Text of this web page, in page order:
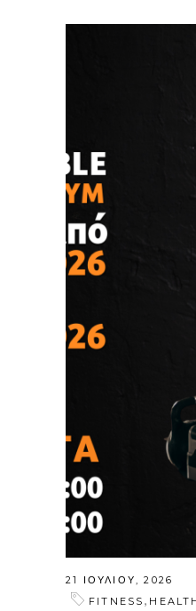
21 ΙΟΥΛΊΟΥ, 2026
FITNESS ,